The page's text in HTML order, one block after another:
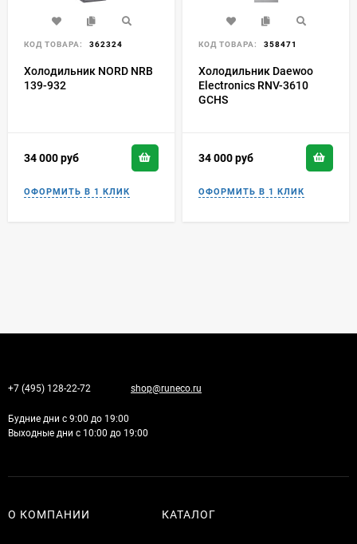
КОД ТОВАРА: 362324
Холодильник NORD NRB
139-932
34 000руб
КОД ТОВАРА: 358471
Холодильник Daewoo
Electronics RNV-3610
GCHS
34 000руб
+7 (495) 128-22-72 shop@runeco.ru
Будние дни с 9:00 до 19:00
Выходные дни с 10:00 до 19:00
О КОМПАНИИ КАТАЛОГ